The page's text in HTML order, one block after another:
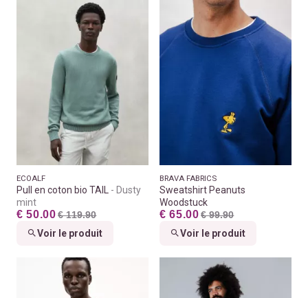
ECOALF
Pull en coton bio TAIL
Dusty
mint
€ 50.00 € 119.90
Voir le produit
BRAVA FABRICS
Sweatshirt Peanuts
Woodstuck
€ 65.00 € 99.90
Voir le produit